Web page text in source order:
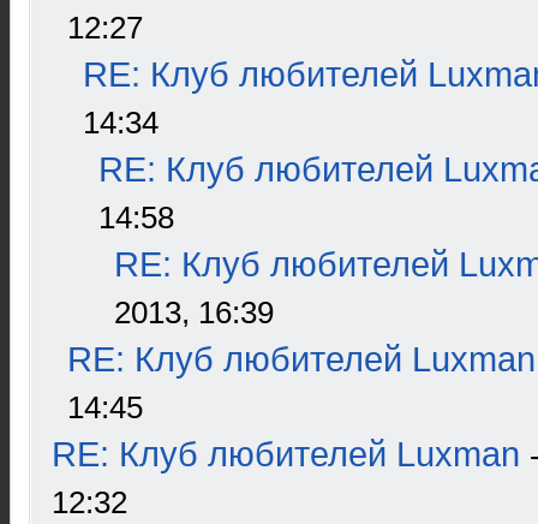
12:27
RE: Клуб любителей
14:34
RE: Клуб любителей
14:58
RE: Клуб любителей
2013, 16:39
RE: Клуб любителей Luxman
14:45
RE: Клуб любителей Luxman
12:32